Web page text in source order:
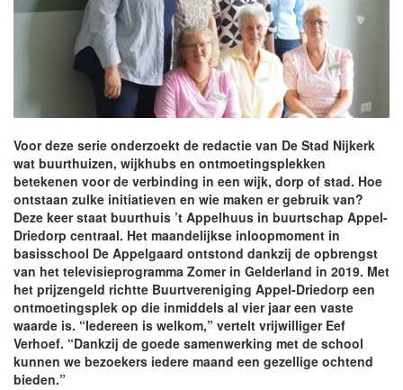
Voor deze serie onderzoekt de redactie van De Stad Nijkerk
wat buurthuizen, wijkhubs en ontmoetingsplekken
betekenen voor de verbinding in een wijk, dorp of stad. Hoe
ontstaan zulke initiatieven en wie maken er gebruik van?
Deze keer staat buurthuis ’t Appelhuus in buurtschap Appel-
Driedorp centraal. Het maandelijkse inloopmoment in
basisschool De Appelgaard ontstond dankzij de opbrengst
van het televisieprogramma Zomer in Gelderland in 2019. Met
het prijzengeld richtte Buurtvereniging Appel-Driedorp een
ontmoetingsplek op die inmiddels al vier jaar een vaste
waarde is. “Iedereen is welkom,” vertelt vrijwilliger Eef
Verhoef. “Dankzij de goede samenwerking met de school
kunnen we bezoekers iedere maand een gezellige ochtend
bieden.”